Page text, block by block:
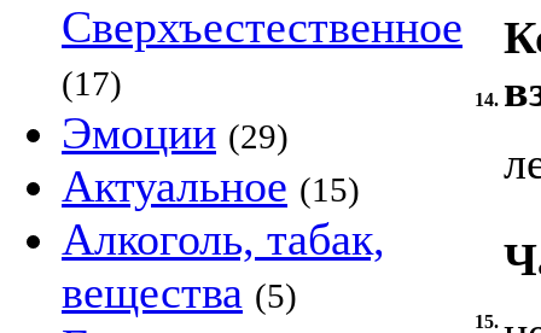
Сверхъестественное
(17)
Эмоции (29)
Актуальное (15)
Алкоголь, табак,
вещества (5)
14.
15.